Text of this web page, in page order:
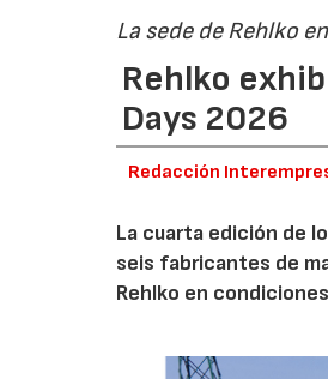
La sede de Rehlko
Rehlko
Days 2026
Redacción
La cuarta edición de
seis fabricantes de
Rehlko en